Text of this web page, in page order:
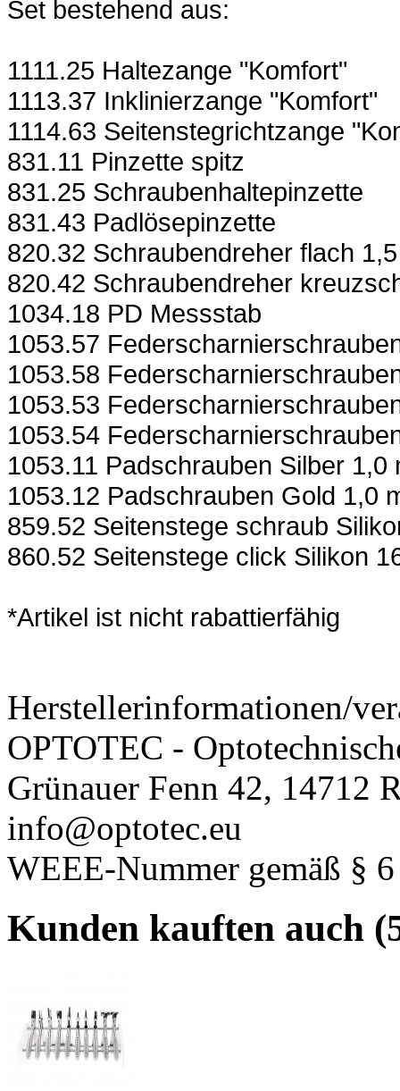
Set bestehend aus:
1111.25 Haltezange "Komfort"
1113.37 Inklinierzange "Komfort"
1114.63 Seitenstegrichtzange
831.11 Pinzette spitz
831.25 Schraubenhaltepinzette
831.43 Padlösepinzette
820.32 Schraubendreher flach
820.42 Schraubendreher
1034.18 PD Messstab
1053.57
1053.58
1053.53
1053.54
1053.11 Padschrauben Silber 1,0
1053.12 Padschrauben Gold 1,0
859.52 Seitenstege schraub
860.52 Seitenstege click Silikon
*Artikel ist nicht rabattierfähig
Herstellerinformationen/
OPTOTEC -
Grünauer Fenn 42, 14712
info@optotec.eu
WEEE-Nummer gemäß §
Kunden kauften auch